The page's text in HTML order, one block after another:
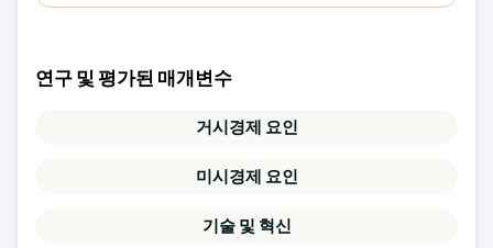
연구 및 평가된 매개변수
거시경제 요인
미시경제 요인
기술 및 혁신